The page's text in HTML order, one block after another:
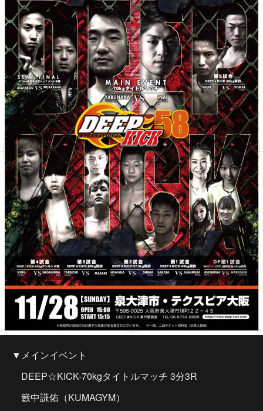
▼メインイベント
DEEP☆KICK-70kgタイトルマッチ 3分3R
籔中謙佑（KUMAGYM）